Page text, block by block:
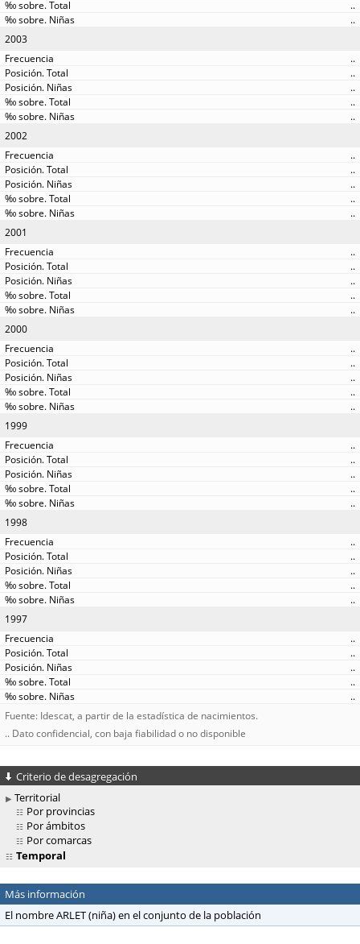
..
..
2003
..
..
..
..
..
2002
..
..
..
..
..
2001
..
..
..
..
..
2000
..
..
..
..
..
1999
..
..
..
..
..
1998
..
..
..
..
..
1997
..
..
..
..
..
Fuente: Idescat, a partir de la estadística de nacimientos.
.. Dato confidencial, con baja fiabilidad o no disponible
Criterio de desagregación
Territorial
Por provincias
Por ámbitos
Por comarcas
Temporal
Más información
El nombre ARLET (niña) en el conjunto de la población